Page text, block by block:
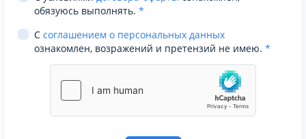
обязуюсь выполнять. *
С соглашением о персональных данных
ознакомлен, возражений и претензий не имею. *